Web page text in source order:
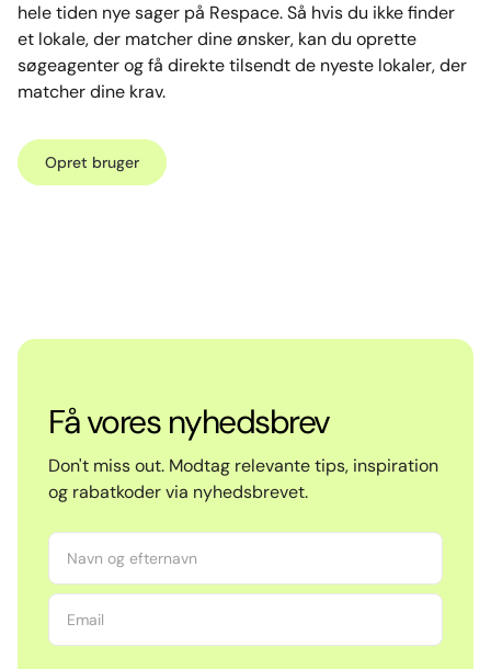
hele tiden nye sager på Respace. Så hvis du ikke finder
et lokale, der matcher dine ønsker, kan du oprette
søgeagenter og få direkte tilsendt de nyeste lokaler, der
matcher dine krav.
Opret bruger
Få vores nyhedsbrev
Don't miss out. Modtag relevante tips, inspiration
og rabatkoder via nyhedsbrevet.